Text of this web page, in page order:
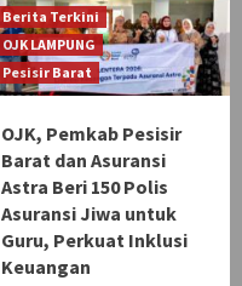
Berita Terkini
OJK LAMPUNG
Pesisir Barat
OJK, Pemkab Pesisir
Barat dan Asuransi
Astra Beri 150 Polis
Asuransi Jiwa untuk
Guru, Perkuat Inklusi
Keuangan